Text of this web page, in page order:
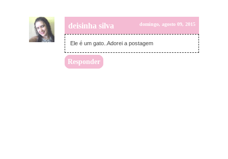
deisinha silva domingo, agosto 09, 2015
Ele é um gato..Adorei a postagem
Responder